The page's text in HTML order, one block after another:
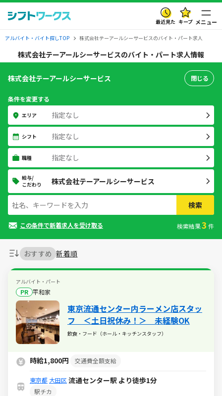
最近見た キープ メニュー
アルバイト・バイト探しTOP 株式会社テーアールシーサービスのバイト・パート求人
株式会社テーアールシーサービスのバイト・パート求人情報
おすすめ 新着順
アルバイト・パート
PR 平和家
東京流通センター内ラーメン店スタッ
フ ＜土日祝休み！＞ 未経験OK
飲食・フード（ホール・キッチンスタッフ）
時給1,800円 交通費全額支給
東京都 大田区 流通センター駅 より徒歩1分
駅チカ
株式会社テーアールシーサービス 閉じる
条件を変更する
エリア 指定なし
シフト 指定なし
職種 指定なし
給与/
こだわり
株式会社テーアールシーサービス
検索
この条件で新着求人を受け取る 検索結果3 件